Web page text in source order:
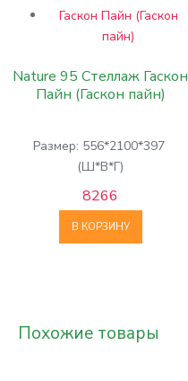
Nature 95 Стеллаж Гаскон
Пайн (Гаскон пайн)
Размер: 556*2100*397
(Ш*В*Г)
8266
В КОРЗИНУ
Похожие товары